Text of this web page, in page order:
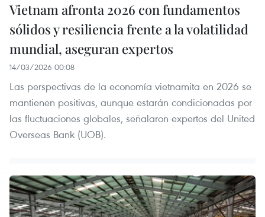
Vietnam afronta 2026 con fundamentos
sólidos y resiliencia frente a la volatilidad
mundial, aseguran expertos
14/03/2026 00:08
Las perspectivas de la economía vietnamita en 2026 se
mantienen positivas, aunque estarán condicionadas por
las fluctuaciones globales, señalaron expertos del United
Overseas Bank (UOB).